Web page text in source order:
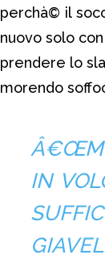
perchà© il
nuovo solo
prendere lo
morendo
Â€ŒMI
IN